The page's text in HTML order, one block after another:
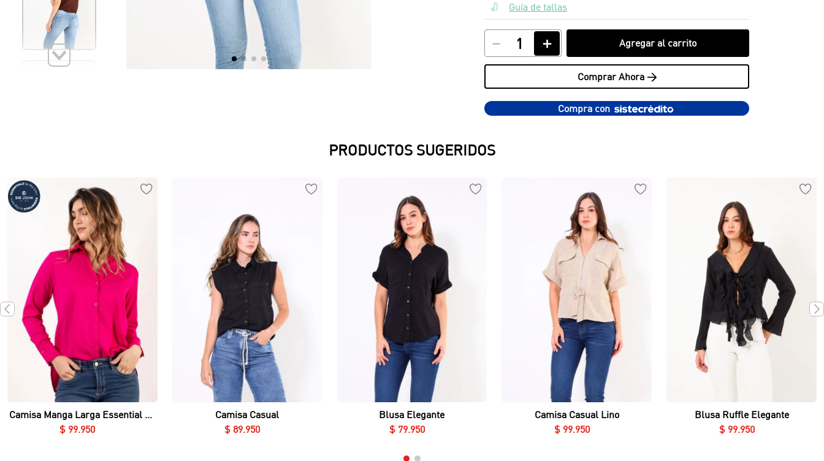
Guía de tallas
＋
－ Agregar al carrito
Comprar Ahora >
Compra con
PRODUCTOS SUGERIDOS
Vista rápida
Camisa Manga Larga Essential en
Twill Rayón
$ 99.950
Vista rápida
Camisa Casual
$ 89.950
Vista rápida
Blusa Elegante
$ 79.950
Vista rápida
Camisa Casual Lino
$ 99.950
Blusa Ruffle Elegante
$ 99.950